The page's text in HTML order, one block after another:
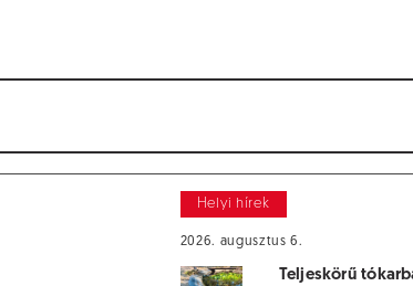
Helyi hírek
2026. augusztus 6.
Teljeskörű